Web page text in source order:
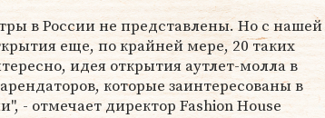
в России не представлены. Но с нашей
еще, по крайней мере, 20 таких
идея открытия аутлет-молла в
которые заинтересованы в
- отмечает директор Fashion House